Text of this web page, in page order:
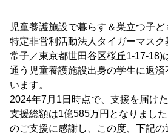
児童養護施設で暮らす＆巣立つ子
特定非営利活動法人タイガーマスク
常子／東京都世田谷区桜丘1-17-18)
通う児童養護施設出身の学生に返
います。
2024年7月1日時点で、支援を届け
支援総額は1億585万円となりまし
のご支援に感謝し、この度、下記の